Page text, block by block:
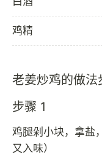
鸡精
老姜炒鸡的做法
步骤 1
鸡腿剁小块，拿盐
又入味）